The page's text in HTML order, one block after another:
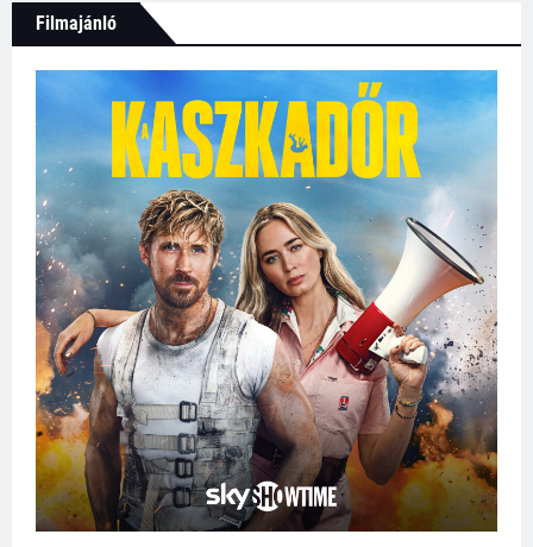
Filmajánló